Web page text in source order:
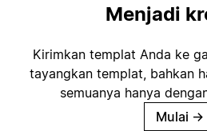
Menjadi
Kirimkan templat Anda ke
tayangkan templat, bahkan
semuanya hanya
Mulai →